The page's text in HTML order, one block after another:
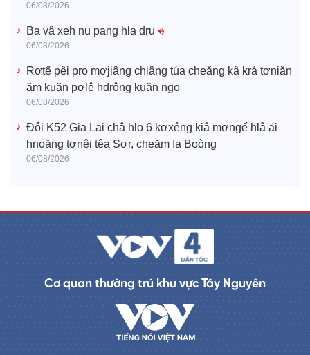
06/08/2026
Ba vâ xeh nu pang hla dru
06/08/2026
Rơtế pêi pro mơjiâng chiâng túa cheăng kâ krá tơniăn
ăm kuăn pơlê hdrông kuăn ngo
06/08/2026
Đô̆i K52 Gia Lai châ hlo 6 kơxêng kiâ mơngế hlâ ai
hnoăng tơnêi têa Sơr, cheăm Ia Boòng
06/08/2026
Cơ quan thường trú khu vực Tây Nguyên